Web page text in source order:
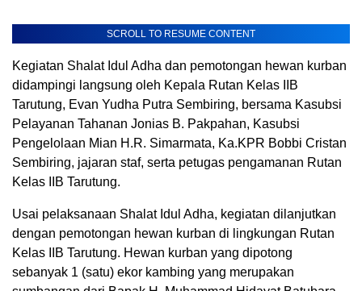
SCROLL TO RESUME CONTENT
Kegiatan Shalat Idul Adha dan pemotongan hewan kurban
didampingi langsung oleh Kepala Rutan Kelas IIB
Tarutung, Evan Yudha Putra Sembiring, bersama Kasubsi
Pelayanan Tahanan Jonias B. Pakpahan, Kasubsi
Pengelolaan Mian H.R. Simarmata, Ka.KPR Bobbi Cristan
Sembiring, jajaran staf, serta petugas pengamanan Rutan
Kelas IIB Tarutung.
Usai pelaksanaan Shalat Idul Adha, kegiatan dilanjutkan
dengan pemotongan hewan kurban di lingkungan Rutan
Kelas IIB Tarutung. Hewan kurban yang dipotong
sebanyak 1 (satu) ekor kambing yang merupakan